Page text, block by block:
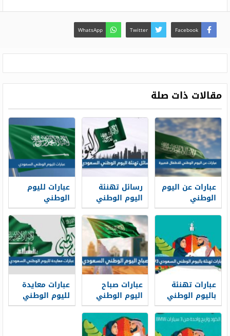
Facebook
Twitter
WhatsApp
مقالات ذات صلة
عبارات عن اليوم
الوطني
للاطفال 1448
قصيرة
رسائل تهنئة
اليوم الوطني
السعودي 96
لعام 1447 – 2026
عبارات لليوم
الوطني
السعودي 95
جديدة ومؤثرة
مكتوبة وبالصور
عبارات تهنئة
باليوم الوطني
السعودي 95
لعام 1447
عبارات صباح
اليوم الوطني
السعودي 95
واجمل الصور
والتبريكات 1447
عبارات معايدة
لليوم الوطني
السعودي 95